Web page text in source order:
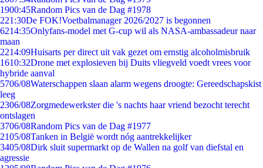
1900:45Random Pics van de Dag #1978
221:30De FOK!Voetbalmanager 2026/2027 is begonnen
6214:35Onlyfans-model met G-cup wil als NASA-ambassadeur naar
maan
2214:09Huisarts per direct uit vak gezet om ernstig alcoholmisbruik
1610:32Drone met explosieven bij Duits vliegveld voedt vrees voor
hybride aanval
5706/08Waterschappen slaan alarm wegens droogte: Gereedschapskist
leeg
2306/08Zorgmedewerkster die 's nachts haar vriend bezocht terecht
ontslagen
3706/08Random Pics van de Dag #1977
2105/08Tanken in België wordt nóg aantrekkelijker
3405/08Dirk sluit supermarkt op de Wallen na golf van diefstal en
agressie